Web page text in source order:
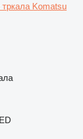
тркала Komatsu